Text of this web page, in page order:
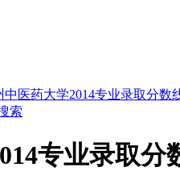
中医药大学2014专业录取分数
索
专业录取